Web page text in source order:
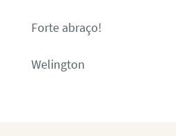
Forte abraço!
Welington